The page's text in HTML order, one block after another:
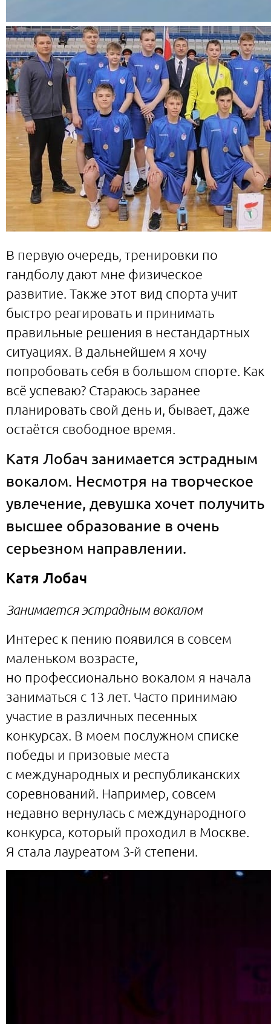
В первую очередь, тренировки по
гандболу дают мне физическое
развитие. Также этот вид спорта учит
быстро реагировать и принимать
правильные решения в нестандартных
ситуациях. В дальнейшем я хочу
попробовать себя в большом спорте. Как
всё успеваю? Стараюсь заранее
планировать свой день и, бывает, даже
остаётся свободное время.
Катя Лобач занимается эстрадным
вокалом. Несмотря на творческое
увлечение, девушка хочет получить
высшее образование в очень
серьезном направлении.
Катя Лобач
Занимается эстрадным вокалом
Интерес к пению появился в совсем
маленьком возрасте,
но профессионально вокалом я начала
заниматься с 13 лет. Часто принимаю
участие в различных песенных
конкурсах. В моем послужном списке
победы и призовые места
с международных и республиканских
соревнований. Например, совсем
недавно вернулась с международного
конкурса, который проходил в Москве.
Я стала лауреатом 3-й степени.